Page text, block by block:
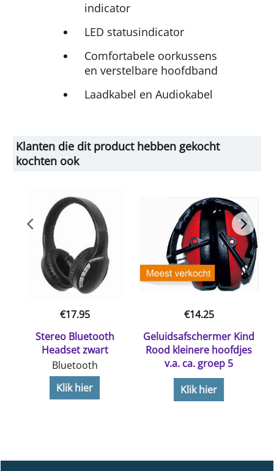
indicator
LED statusindicator
Comfortabele oorkussens
en verstelbare hoofdband
Laadkabel en Audiokabel
Klanten die dit product hebben gekocht
kochten ook
€17.95
Stereo Bluetooth
Headset zwart
Bluetooth
Klik hier
€14.25
Geluidsafschermer Kind
Rood kleinere hoofdjes
v.a. ca. groep 5
Klik hier